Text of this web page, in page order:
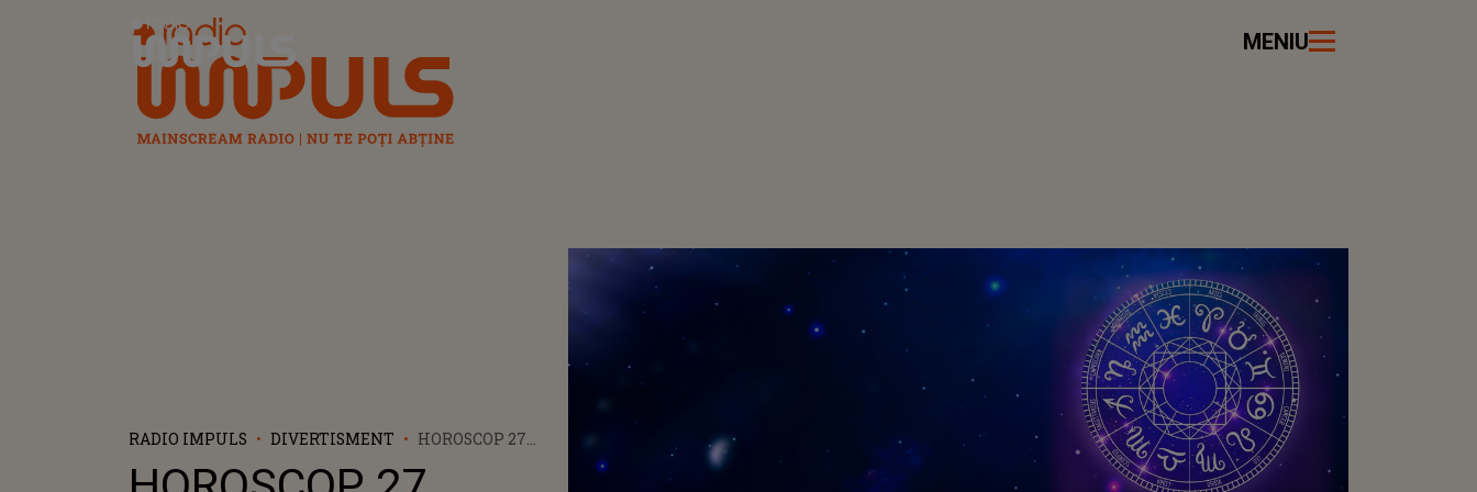
Radio Impuls MENIU
RADIO IMPULS DIVERTISMENT
HOROSCOP 27
ZODIE INTRĂ